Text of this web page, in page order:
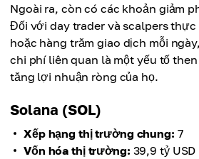
Ngoài ra, còn có các khoản giảm
Đối với day trader và scalpers thực
hoặc hàng trăm giao dịch mỗi
chi phí liên quan là một yếu tố
tăng lợi nhuận ròng của họ.
Solana (SOL)
Xếp hạng thị trường chung: 7
Vốn hóa thị trường: 39,9 tỷ USD